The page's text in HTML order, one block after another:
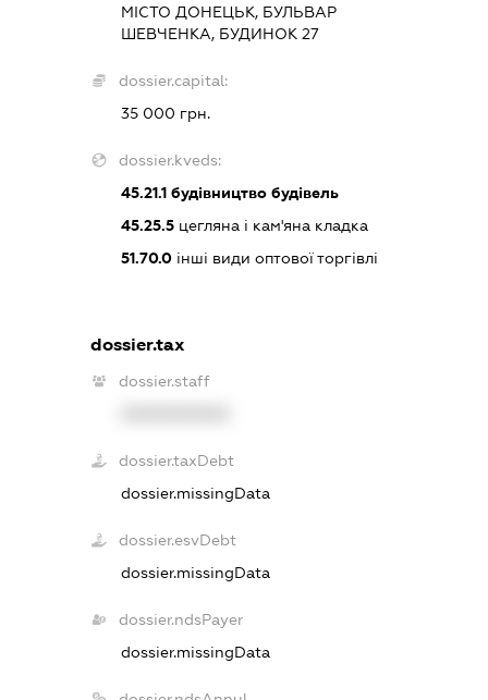
МІСТО ДОНЕЦЬК, БУЛЬВАР
ШЕВЧЕНКА, БУДИНОК 27
dossier.capital:
35 000 грн.
dossier.kveds:
45.21.1будівництво будівель
45.25.5цегляна і кам'яна кладка
51.70.0інші види оптової торгівлі
dossier.tax
dossier.staff
dossier.taxDebt
dossier.missingData
dossier.esvDebt
dossier.missingData
dossier.ndsPayer
dossier.missingData